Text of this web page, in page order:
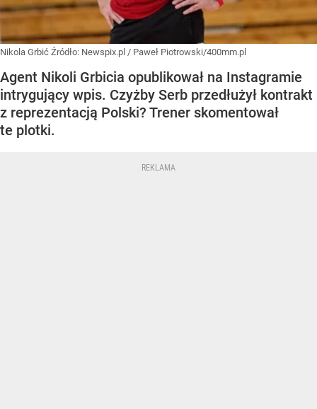
Nikola Grbić Źródło: Newspix.pl / Paweł Piotrowski/400mm.pl
Agent Nikoli Grbicia opublikował na Instagramie
intrygujący wpis. Czyżby Serb przedłużył kontrakt
z reprezentacją Polski? Trener skomentował
te plotki.